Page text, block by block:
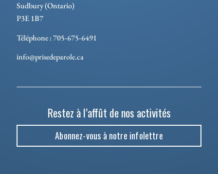
Sudbury (Ontario)
P3E 1B7
Téléphone : 705-675-6491
info@prisedeparole.ca
Restez à l’affût de nos activités
Abonnez-vous à notre infolettre